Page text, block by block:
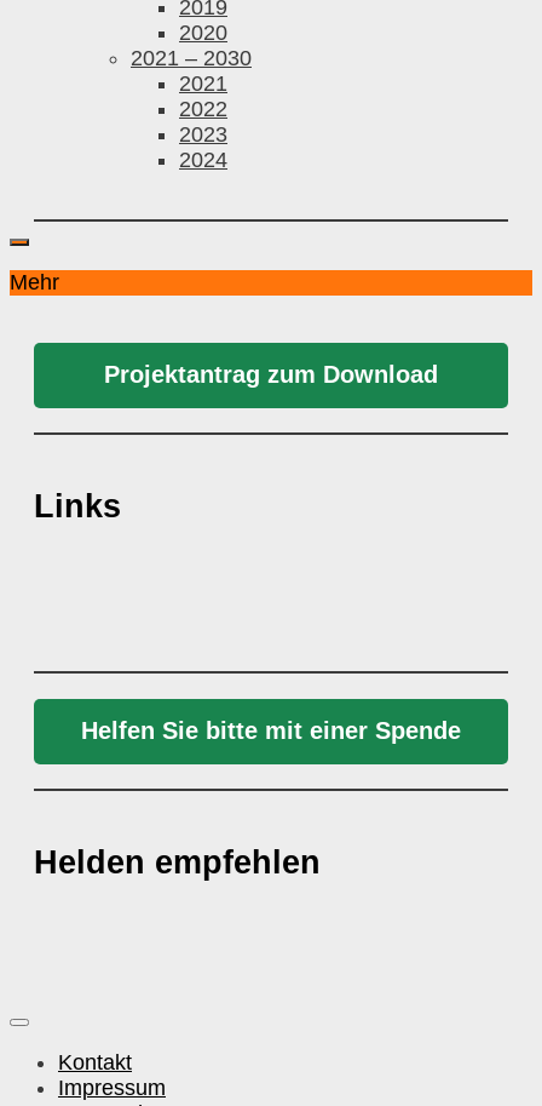
2019
2020
2021 – 2030
2021
2022
2023
2024
Mehr
Projektantrag zum Download
Links
Helfen Sie bitte mit einer Spende
Helden empfehlen
Kontakt
Impressum